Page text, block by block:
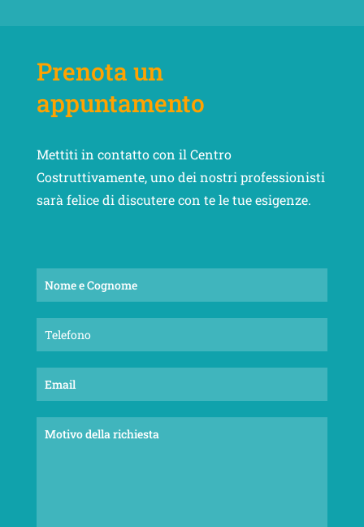
Prenota un
appuntamento
Mettiti in contatto con il Centro
Costruttivamente, uno dei nostri professionisti
sarà felice di discutere con te le tue esigenze.